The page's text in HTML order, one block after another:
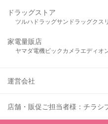
ドラッグストア
ツルハドラッグサンドラッグクス
家電量販店
ヤマダ電機ビックカメラ エディオ
運営会社
店舗・販促ご担当者様：チラシ